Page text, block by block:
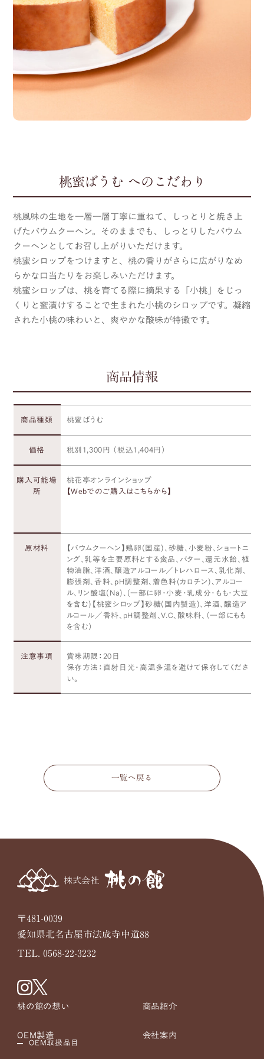
桃蜜ばうむ へのこだわり
桃風味の生地を一層一層丁寧に重ねて、しっとりと焼き上
げたバウムクーヘン。そのままでも、しっとりしたバウム
クーヘンとしてお召し上がりいただけます。
桃蜜シロップをつけますと、桃の香りがさらに広がりなめ
らかな口当たりをお楽しみいただけます。
桃蜜シロップは、桃を育てる際に摘果する「小桃」をじっ
くりと蜜漬けすることで生まれた小桃のシロップです。凝縮
された小桃の味わいと、爽やかな酸味が特徴です。
商品情報
商品種類 桃蜜ばうむ
価格 税別1,300円 （税込1,404円）
購入可能場
所
桃花亭オンラインショップ
【Webでのご購入はこちらから】
原材料
【バウムクーヘン】鶏卵(国産)､砂糖､小麦粉､ショートニ
ング､乳等を主要原料とする食品､バター､還元水飴､植
物油脂､洋酒､醸造アルコール／トレハロース､乳化剤､
膨張剤､香料､pH調整剤､着色料(カロチン)､アルコー
ル､リン酸塩(Na)､(一部に卵・小麦・乳成分・もも・大豆
を含む)【桃蜜シロップ】砂糖(国内製造)､洋酒､醸造ア
ルコール／香料､pH調整剤､V.C､酸味料､（一部にもも
を含む）
注意事項
賞味期限：20日
保存方法：直射日光・高温多湿を避けて保存してくださ
い。
一覧へ戻る
〒481-0039
愛知県北名古屋市法成寺中道88
TEL. 0568-22-3232
桃の館の想い 商品紹介
OEM製造
OEM取扱品目
会社案内